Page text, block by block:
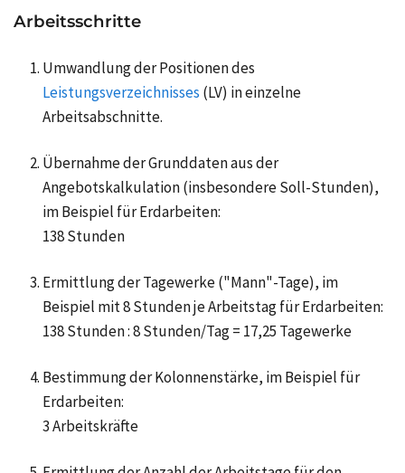
Arbeitsschritte
Umwandlung der Positionen des
Leistungsverzeichnisses (LV) in einzelne
Arbeitsabschnitte.
Übernahme der Grunddaten aus der
Angebotskalkulation (insbesondere Soll-Stunden),
im Beispiel für Erdarbeiten:
138 Stunden
Ermittlung der Tagewerke ("Mann"-Tage), im
Beispiel mit 8 Stunden je Arbeitstag für Erdarbeiten:
138 Stunden : 8 Stunden/Tag = 17,25 Tagewerke
Bestimmung der Kolonnenstärke, im Beispiel für
Erdarbeiten:
3 Arbeitskräfte